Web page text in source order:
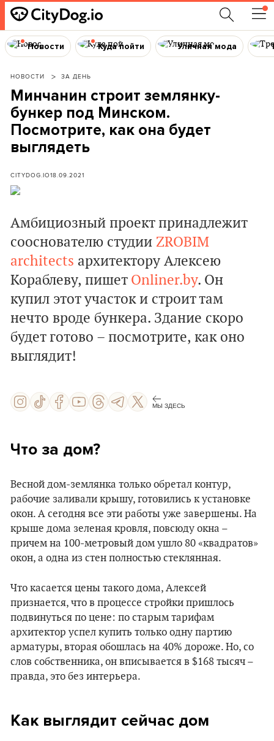
Новости Куда пойти Уличная мода
НОВОСТИ ЗА ДЕНЬ
Минчанин строит землянку-
бункер под Минском.
Посмотрите, как она будет
выглядеть
CITYDOG.IO18.09.2021
Амбициозный проект принадлежит
сооснователю студии ZROBIM
architects архитектору Алексею
Кораблеву, пишет Оnliner.by. Он
купил этот участок и строит там
нечто вроде бункера. Здание скоро
будет готово – посмотрите, как оно
выглядит!
МЫ ЗДЕСЬ
Что за дом?
Весной дом-землянка только обретал контур,
рабочие заливали крышу, готовились к установке
окон. А сегодня все эти работы уже завершены. На
крыше дома зеленая кровля, повсюду окна –
причем на 100-метровый дом ушло 80 «квадратов»
окон, а одна из стен полностью стеклянная.
Что касается цены такого дома, Алексей
признается, что в процессе стройки пришлось
подвинуться по цене: по старым тарифам
архитектор успел купить только одну партию
арматуры, вторая обошлась на 40% дороже. Но, со
слов собственника, он вписывается в $168 тысяч –
правда, это без интерьера.
Как выглядит сейчас дом